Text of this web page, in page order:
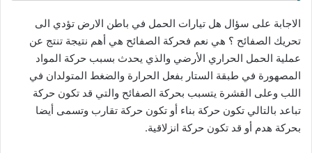
الاجابة على سؤال هل تيارات الحمل في باطن الارض تؤدي الى
تحريك الصفائح ؟ هي نعم فحركة الصفائح هي أهم نتيجة تنتج عن
عملية الحمل الحراري الأرضي والذي يحدث بسبب حركة المواد
المصهورة في طبقة الستار بفعل الحرارة والضغط المتولدان في
اللب وعلى القشرة يتسبب بحركة الصفائح والتي قد تكون حركة
تباعد بالتالي تكون حركة بناء أو تكون حركة تقارب وتسمى أيضا
بحركة هدم أو قد تكون حركة انزلاقية.